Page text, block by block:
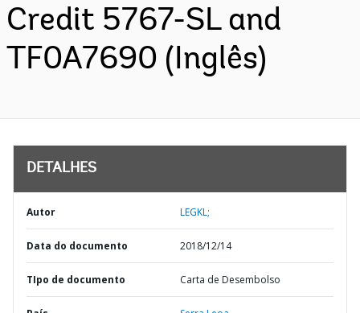
Credit 5767-SL and
TF0A7690 (Inglês)
DETALHES
Autor LEGKL;
Data do documento 2018/12/14
TIpo de documento Carta de Desembolso